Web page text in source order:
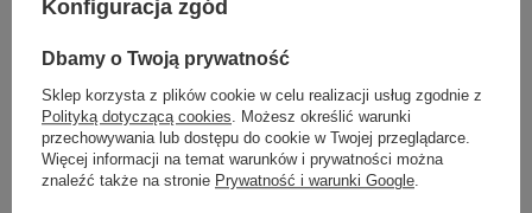
Klasyczne sznurowanie zapewnia dopasowanie obuwia do stopy.
Gruba, amortyzowana podeszwa zewnętrzna.
Idealne obuwie do każdej sportowej stylizacji.
Buty sportowe sklep Butomania.pl
Buty sportowe od Kappa w standardowych rozmiarach 36, 37, 38, 39, 40,
Konfiguracja zgód
Dbamy o Twoją prywatność
Sklep korzysta z plików cookie w celu realizacji usług zgodnie z
Polityką dotyczącą cookies. Możesz określić warunki
przechowywania lub dostępu do cookie w Twojej przeglądarce.
Więcej informacji na temat warunków i prywatności można
znaleźć także na stronie Prywatność i warunki Google.